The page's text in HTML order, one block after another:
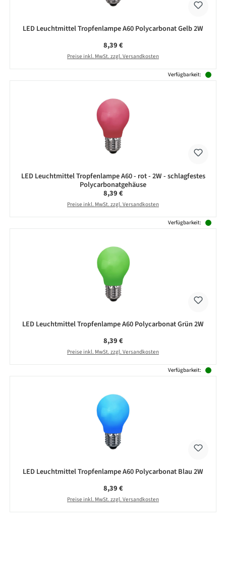
LED Leuchtmittel Tropfenlampe A60 Polycarbonat Gelb 2W
Regulärer Preis:
8,39 €
Preise inkl. MwSt. zzgl. Versandkosten
Verfügbarkeit:
LED Leuchtmittel Tropfenlampe A60 - rot - 2W - schlagfestes
Polycarbonatgehäuse
Regulärer Preis:
8,39 €
Preise inkl. MwSt. zzgl. Versandkosten
Verfügbarkeit:
LED Leuchtmittel Tropfenlampe A60 Polycarbonat Grün 2W
Regulärer Preis:
8,39 €
Preise inkl. MwSt. zzgl. Versandkosten
Verfügbarkeit:
LED Leuchtmittel Tropfenlampe A60 Polycarbonat Blau 2W
Regulärer Preis:
8,39 €
Preise inkl. MwSt. zzgl. Versandkosten